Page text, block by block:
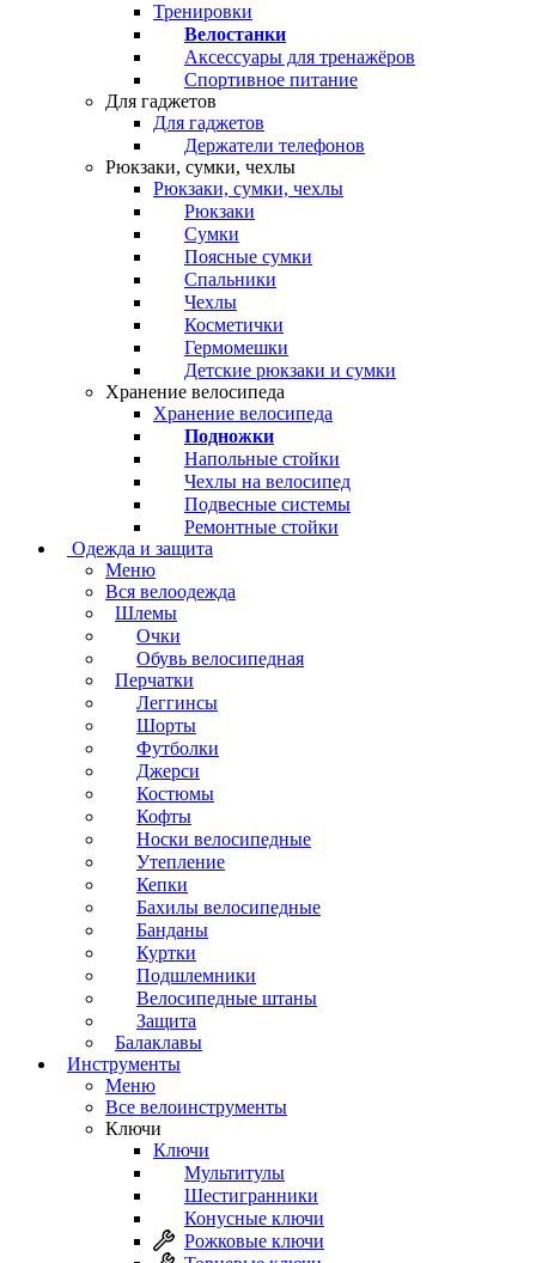
Тренировки
Велостанки
Аксессуары для тренажёров
Спортивное питание
Для гаджетов
Для гаджетов
Держатели телефонов
Рюкзаки, сумки, чехлы
Рюкзаки, сумки, чехлы
Рюкзаки
Сумки
Поясные сумки
Спальники
Чехлы
Косметички
Гермомешки
Детские рюкзаки и сумки
Хранение велосипеда
Хранение велосипеда
Подножки
Напольные стойки
Чехлы на велосипед
Подвесные системы
Ремонтные стойки
Одежда и защита
Меню
Вся велоодежда
Шлемы
Очки
Обувь велосипедная
Перчатки
Леггинсы
Шорты
Футболки
Джерси
Костюмы
Кофты
Носки велосипедные
Утепление
Кепки
Бахилы велосипедные
Банданы
Куртки
Подшлемники
Велосипедные штаны
Защита
Балаклавы
Инструменты
Меню
Все велоинструменты
Ключи
Ключи
Мультитулы
Шестигранники
Конусные ключи
Рожковые ключи